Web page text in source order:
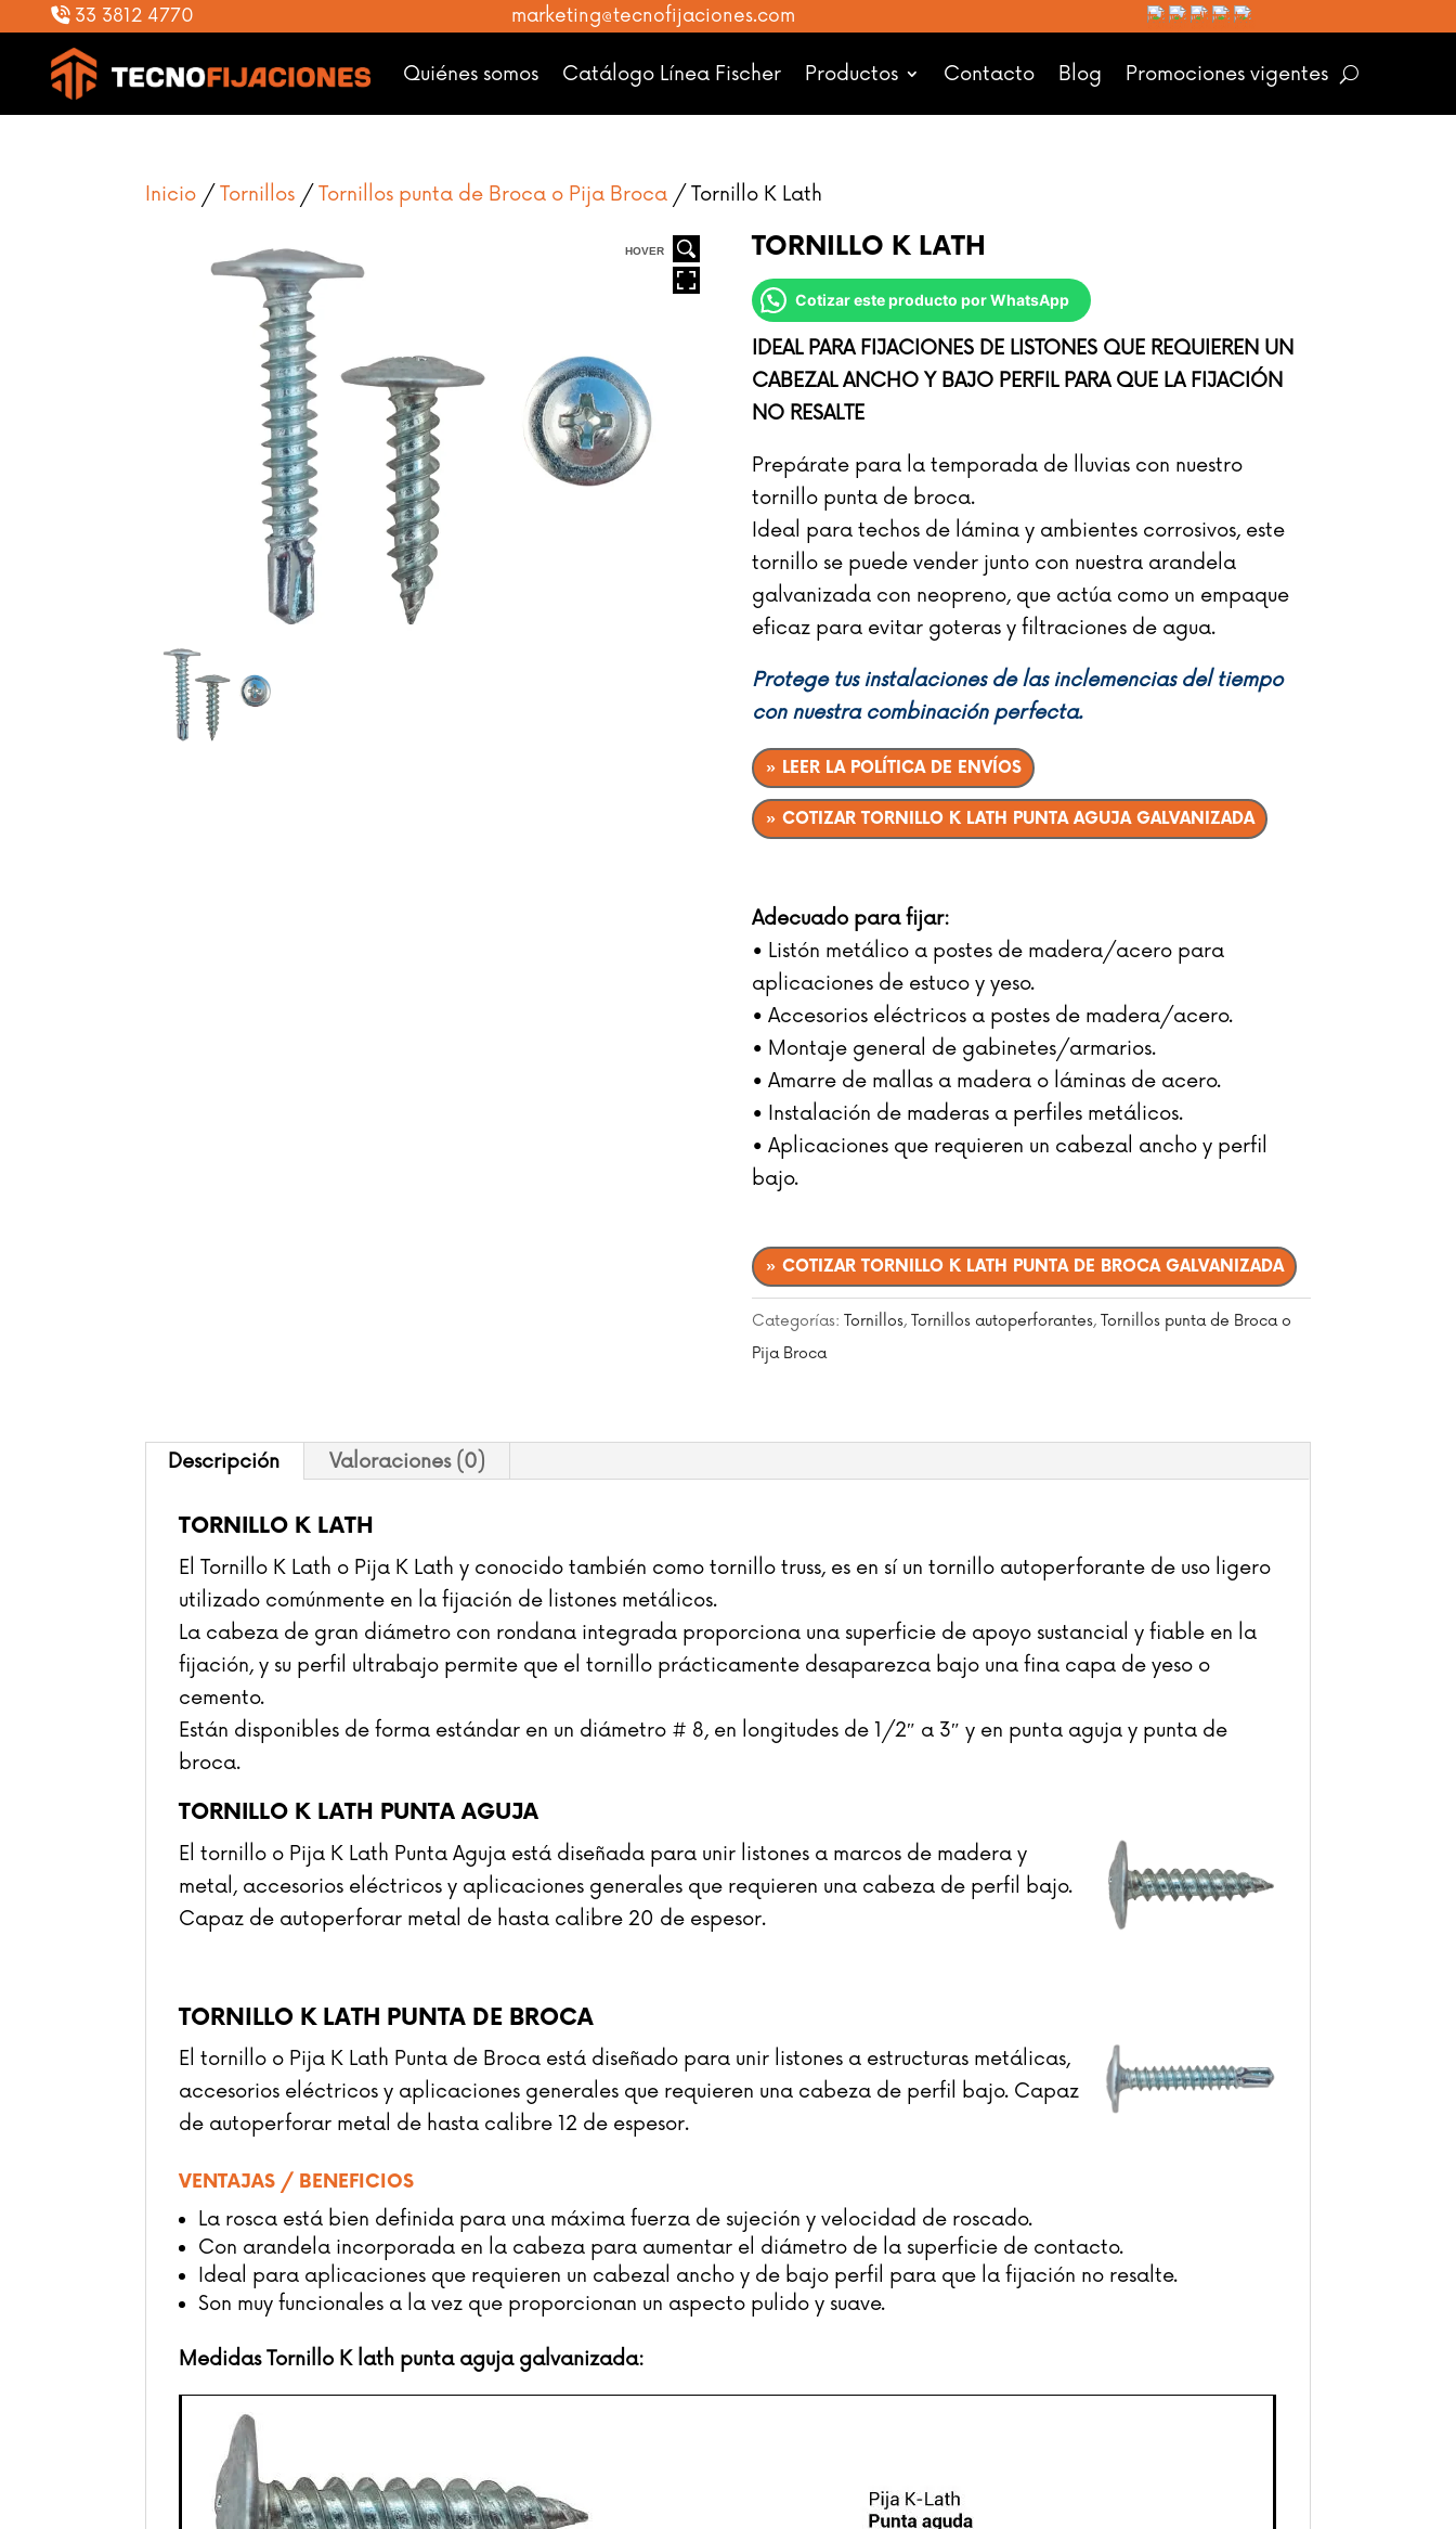
33 3812 4770 marketing@tecnofijaciones.com
Quiénes somos Catálogo Línea Fischer Productos Contacto Blog Promociones vigentes
Inicio /Tornillos /Tornillos punta de Broca o Pija Broca / Tornillo K Lath
HOVER TORNILLO K LATH
Cotizar este producto por WhatsApp
IDEAL PARA FIJACIONES DE LISTONES QUE REQUIEREN UN
CABEZAL ANCHO Y BAJO PERFIL PARA QUE LA FIJACIÓN
NO RESALTE
Prepárate para la temporada de lluvias con nuestro
tornillo punta de broca.
Ideal para techos de lámina y ambientes corrosivos, este
tornillo se puede vender junto con nuestra arandela
galvanizada con neopreno, que actúa como un empaque
eficaz para evitar goteras y filtraciones de agua.
Protege tus instalaciones de las inclemencias del tiempo
con nuestra combinación perfecta.
» LEER LA POLÍTICA DE ENVÍOS
» COTIZAR TORNILLO K LATH PUNTA AGUJA GALVANIZADA
Adecuado para fijar:
• Listón metálico a postes de madera/acero para
aplicaciones de estuco y yeso.
• Accesorios eléctricos a postes de madera/acero.
• Montaje general de gabinetes/armarios.
• Amarre de mallas a madera o láminas de acero.
• Instalación de maderas a perfiles metálicos.
• Aplicaciones que requieren un cabezal ancho y perfil
bajo.
» COTIZAR TORNILLO K LATH PUNTA DE BROCA GALVANIZADA
Categorías: Tornillos, Tornillos autoperforantes, Tornillos punta de Broca o
Pija Broca
Descripción Valoraciones (0)
TORNILLO K LATH
El Tornillo K Lath o Pija K Lath y conocido también como tornillo truss, es en sí un tornillo autoperforante de uso ligero
utilizado comúnmente en la fijación de listones metálicos.
La cabeza de gran diámetro con rondana integrada proporciona una superficie de apoyo sustancial y fiable en la
fijación, y su perfil ultrabajo permite que el tornillo prácticamente desaparezca bajo una fina capa de yeso o
cemento.
Están disponibles de forma estándar en un diámetro # 8, en longitudes de 1/2″ a 3″ y en punta aguja y punta de
broca.
TORNILLO K LATH PUNTA AGUJA
El tornillo o Pija K Lath Punta Aguja está diseñada para unir listones a marcos de madera y
metal, accesorios eléctricos y aplicaciones generales que requieren una cabeza de perfil bajo.
Capaz de autoperforar metal de hasta calibre 20 de espesor.
TORNILLO K LATH PUNTA DE BROCA
El tornillo o Pija K Lath Punta de Broca está diseñado para unir listones a estructuras metálicas,
accesorios eléctricos y aplicaciones generales que requieren una cabeza de perfil bajo. Capaz
de autoperforar metal de hasta calibre 12 de espesor.
VENTAJAS / BENEFICIOS
La rosca está bien definida para una máxima fuerza de sujeción y velocidad de roscado.
Con arandela incorporada en la cabeza para aumentar el diámetro de la superficie de contacto.
Ideal para aplicaciones que requieren un cabezal ancho y de bajo perfil para que la fijación no resalte.
Son muy funcionales a la vez que proporcionan un aspecto pulido y suave.
Medidas Tornillo K lath punta aguja galvanizada: